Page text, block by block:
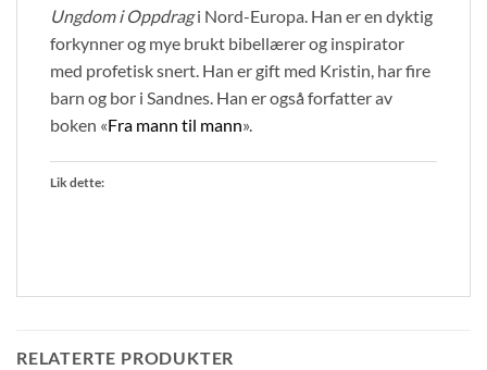
Ungdom i Oppdragi Nord-Europa. Han er en dyktig
forkynner og mye brukt bibellærer og inspirator
med profetisk snert. Han er gift med Kristin, har fire
barn og bor i Sandnes. Han er også forfatter av
boken «Fra mann til mann».
Lik dette:
RELATERTE PRODUKTER